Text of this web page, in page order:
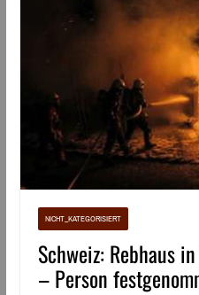
NICHT_KATEGORISIERT
Schweiz: Rebhaus
– Person